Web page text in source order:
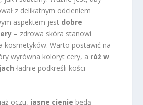
z delikatnym odcieniem
aspektem jest dobre
– zdrowa skóra stanowi
kosmetyków. Warto postawić na
wyrówna koloryt cery, a róż w
ładnie podkreśli kości
oczu, jasne cienie będą